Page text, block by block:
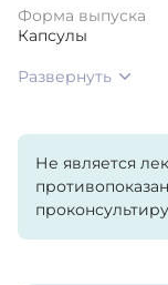
Форма выпуска
Капсулы
Развернуть
Не является